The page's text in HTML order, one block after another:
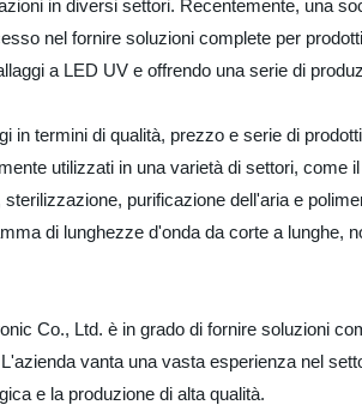
in diversi settori. Recentemente, una
nel fornire soluzioni complete per
a LED UV e offrendo una serie di
in termini di qualità, prezzo e serie di
utilizzati in una varietà di settori, come
purificazione dell'aria e
di lunghezze d'onda da corte a lunghe,
Co., Ltd. è in grado di fornire soluzioni
vanta una vasta esperienza nel
e la produzione di alta qualità.